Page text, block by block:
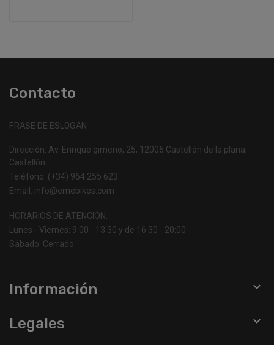
Contacto
FRASE DE ESLOGAN
Dirección: Av. Enrique gimeno, 25, 12006 Castellón de la plana,
Castellón.
Teléfono: (+34) 964 255 623
Email: info@emebikes.com
HORARIOS DE ATENCIÓN:
Lunes - Viernes: 9:00 - 13:30 y de 16:30 - 20:00
Sábado: Cerrado
Información 
Legales 